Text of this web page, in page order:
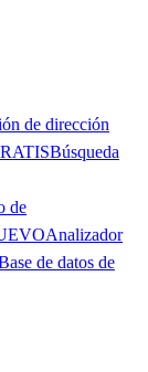
de dirección
Búsqueda
de
Analizador
de datos de